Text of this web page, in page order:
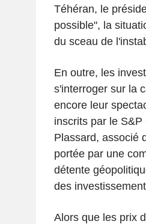
Téhéran, le
possible", la
du sceau de
En outre, les
s'interroger sur la
encore leur
inscrits par le
Plassard, associé
portée par une
détente
des
Alors que les prix